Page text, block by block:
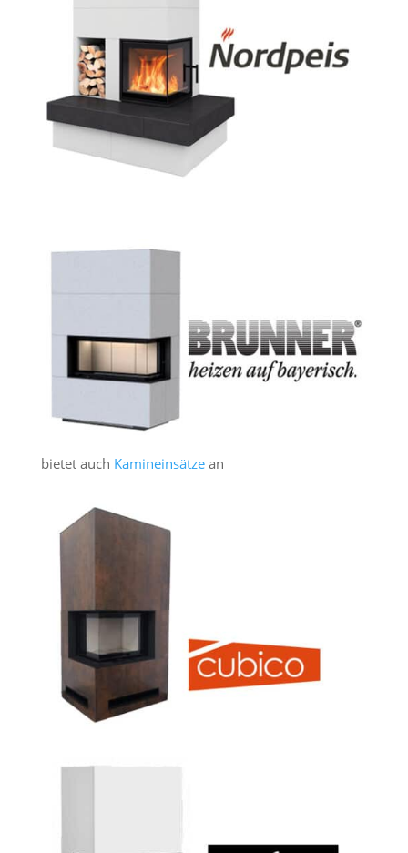
bietet auch Kamineinsätzean